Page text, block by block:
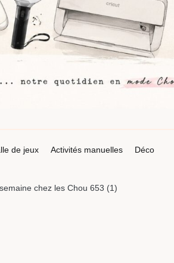
de jeux Activités manuelles Déco
chez les Chou 653 (1)